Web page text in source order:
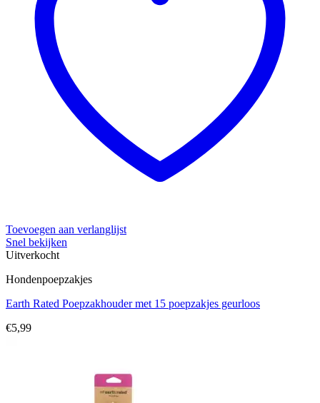
Toevoegen aan verlanglijst
Snel bekijken
Uitverkocht
Hondenpoepzakjes
Earth Rated Poepzakhouder met 15 poepzakjes geurloos
€5,99